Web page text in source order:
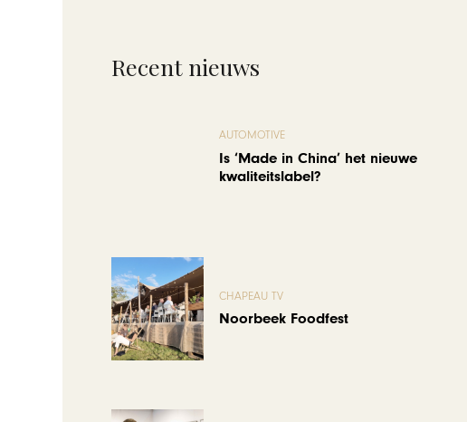
Recent nieuws
AUTOMOTIVE
Is ‘Made in China’ het nieuwe
kwaliteitslabel?
CHAPEAU TV
Noorbeek Foodfest